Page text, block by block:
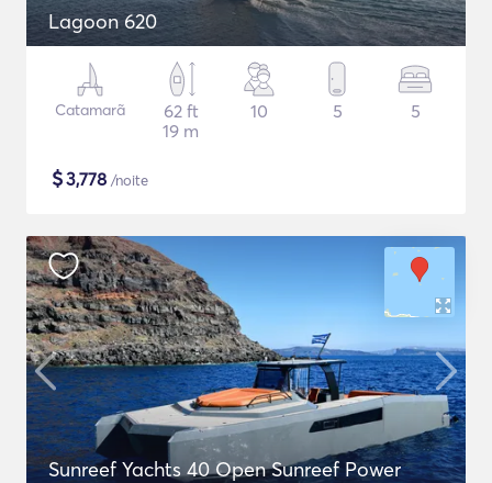
Lagoon 620
Catamarã
62 ft
19 m
10 5 5
$3,778 /noite
Sunreef Yachts 40 Open Sunreef Power